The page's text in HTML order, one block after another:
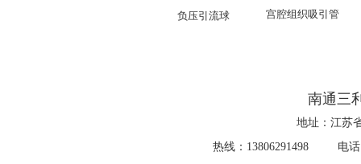
负压引流球 宫腔组织吸引管
南通三
地址：江苏
热线：13806291498 电话